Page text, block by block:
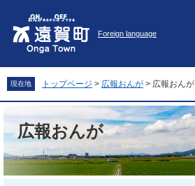
先
頭
を
飛
文
へ
Foreign language
現在地 トップページ > 広報おんが > 広報おん
広報おんが